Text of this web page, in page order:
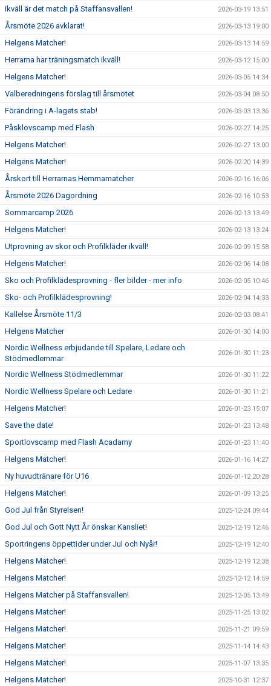
Ikväll är det match på Staffansvallen! 2026-03-19 13:51
Årsmöte 2026 avklarat! 2026-03-13 19:00
Helgens Matcher! 2026-03-13 14:59
Herrarna har träningsmatch ikväll! 2026-03-12 15:00
Helgens Matcher! 2026-03-05 14:34
Valberedningens förslag till årsmötet 2026-03-04 08:50
Förändring i A-lagets stab! 2026-03-03 13:36
Påsklovscamp med Flash 2026-02-27 14:25
Helgens Matcher! 2026-02-27 13:00
Helgens Matcher! 2026-02-20 14:39
Årskort till Herrarnas Hemmamatcher 2026-02-16 16:06
Årsmöte 2026 Dagordning 2026-02-16 10:53
Sommarcamp 2026 2026-02-13 13:49
Helgens Matcher! 2026-02-13 13:24
Utprovning av skor och Profilkläder ikväll! 2026-02-09 15:58
Helgens Matcher! 2026-02-06 14:08
Sko och Profilklädesprovning - fler bilder - mer info 2026-02-05 10:46
Sko- och Profilklädesprovning! 2026-02-04 14:33
Kallelse Årsmöte 11/3 2026-02-03 08:41
Helgens Matcher 2026-01-30 14:00
Nordic Wellness erbjudande till Spelare, Ledare och
Stödmedlemmar
2026-01-30 11:23
Nordic Wellness Stödmedlemmar 2026-01-30 11:22
Nordic Wellness Spelare och Ledare 2026-01-30 11:21
Helgens Matcher! 2026-01-23 15:07
Save the date! 2026-01-23 13:48
Sportlovscamp med Flash Acadamy 2026-01-23 11:40
Helgens Matcher! 2026-01-16 14:27
Ny huvudtränare för U16 2026-01-12 20:28
Helgens Matcher! 2026-01-09 13:25
God Jul från Styrelsen! 2025-12-24 09:44
God Jul och Gott Nytt År önskar Kansliet! 2025-12-19 12:46
Sportringens öppettider under Jul och Nyår! 2025-12-19 12:40
Helgens Matcher! 2025-12-19 12:38
Helgens Matcher! 2025-12-12 14:59
Helgens Matcher på Staffansvallen! 2025-12-05 13:49
Helgens Matcher! 2025-11-25 13:02
Helgens Matcher! 2025-11-21 09:59
Helgens Matcher! 2025-11-14 14:43
Helgens Matcher! 2025-11-07 13:35
Helgens Matcher! 2025-10-31 12:37